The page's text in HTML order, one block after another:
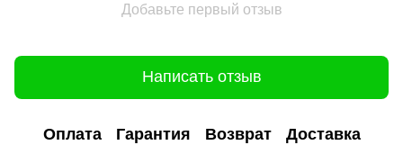
Добавьте первый отзыв
Написать отзыв
Оплата Гарантия Возврат Доставка